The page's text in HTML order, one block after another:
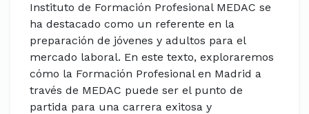
Instituto de Formación Profesional MEDAC se
ha destacado como un referente en la
preparación de jóvenes y adultos para el
mercado laboral. En este texto, exploraremos
cómo la Formación Profesional en Madrid a
través de MEDAC puede ser el punto de
partida para una carrera exitosa y